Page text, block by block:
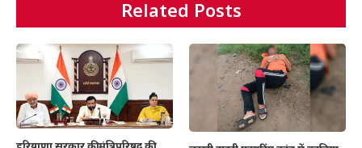
Related Posts